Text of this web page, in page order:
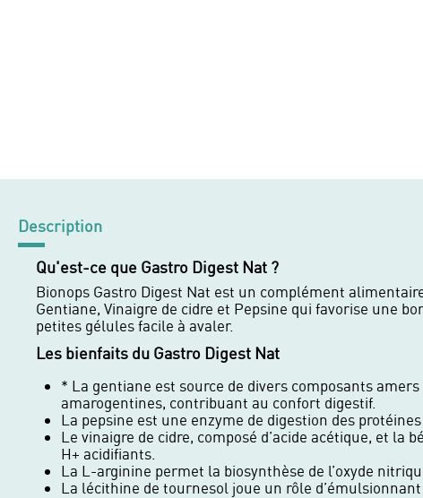
Description
Qu'est-ce que Gastro Digest Nat ?
Bionops Gastro Digest Nat est un complément
Gentiane, Vinaigre de cidre et Pepsine qui favorise une
petites gélules facile à avaler.
Les bienfaits du Gastro Digest Nat
* La gentiane est source de divers composants
amarogentines, contribuant au confort digestif.
La pepsine est une enzyme de digestion des
Le vinaigre de cidre, composé d’acide acétique, et la
H+ acidifiants.
La L-arginine permet la biosynthèse de l’oxyde
La lécithine de tournesol joue un rôle d’émulsionnant